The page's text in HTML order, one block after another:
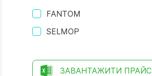
FANTOM
SELMOP
ЗАВАНТАЖИТИ ПРАЙС